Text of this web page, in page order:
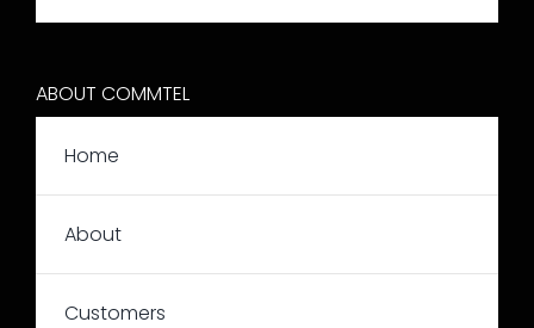
ABOUT COMMTEL
Home
About
Customers